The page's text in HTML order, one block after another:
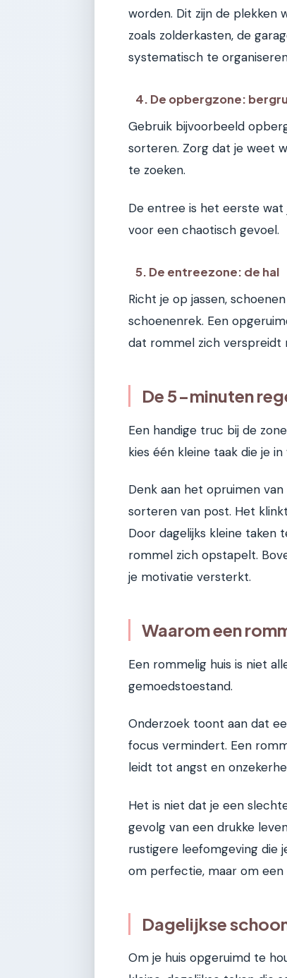
worden. Dit zijn de plekken
zoals zolderkasten, de
systematisch te
4. De opbergzone:
Gebruik bijvoorbeeld
sorteren. Zorg dat je weet
te zoeken.
De entree is het eerste
voor een chaotisch gevoel.
5. De entreezone: de hal
Richt je op jassen,
schoenenrek. Een
dat rommel zich verspreidt
De 5-minuten
Een handige truc bij de
kies één kleine taak die je
Denk aan het opruimen
sorteren van post. Het
Door dagelijks kleine taken
rommel zich opstapelt.
je motivatie versterkt.
Waarom een
Een rommelig huis is niet
gemoedstoestand.
Onderzoek toont aan dat
focus vermindert. Een
leidt tot angst en
Het is niet dat je een
gevolg van een drukke
rustigere leefomgeving die
om perfectie, maar om een
Dagelijkse
Om je huis opgeruimd te